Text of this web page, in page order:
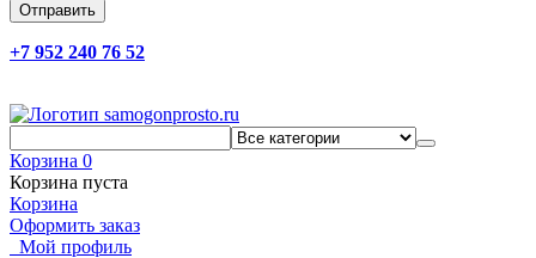
Отправить
+7 952 240 76 52
Корзина 0
Корзина пуста
Корзина
Оформить заказ
Мой профиль